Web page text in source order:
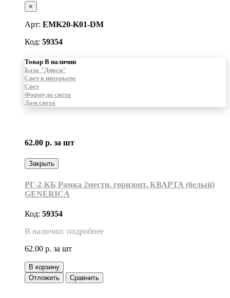
×
Арт: EMK20-K01-DM
Код: 59354
Товар В наличии
База "Дикси"
Свет в интерьере
Свет
Формула света
Дом света
62.00 р. за шт
Закрыть
РГ-2-КБ Рамка 2местн. горизонт. КВАРТА (белый)
GENERICA
Код: 59354
В наличии: подробнее
62.00 р. за шт
В корзину
Отложить
Сравнить